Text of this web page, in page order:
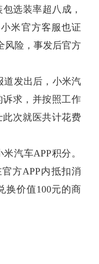
选装率超八成，
米官方客服也证
风险，事发后官方
道发出后，小米汽
求，并按照工作
次就医共计花费
米汽车APP积分。
方APP内抵扣消
换价值100元的商